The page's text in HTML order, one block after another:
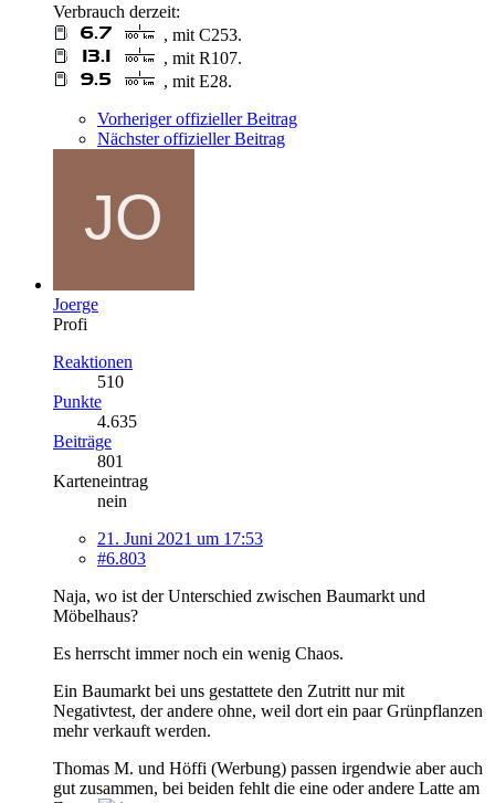
Verbrauch derzeit:
, mit C253.
, mit R107.
, mit E28.
Vorheriger offizieller Beitrag
Nächster offizieller Beitrag
Joerge
Profi
Reaktionen
510
Punkte
4.635
Beiträge
801
Karteneintrag
nein
21. Juni 2021 um 17:53
#6.803
Naja, wo ist der Unterschied zwischen Baumarkt und
Möbelhaus?
Es herrscht immer noch ein wenig Chaos.
Ein Baumarkt bei uns gestattete den Zutritt nur mit
Negativtest, der andere ohne, weil dort ein paar Grünpflanzen
mehr verkauft werden.
Thomas M. und Höffi (Werbung) passen irgendwie aber auch
gut zusammen, bei beiden fehlt die eine oder andere Latte am